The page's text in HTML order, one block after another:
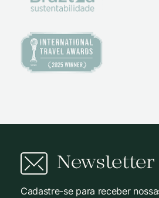
Newsletter
Cadastre-se para receber